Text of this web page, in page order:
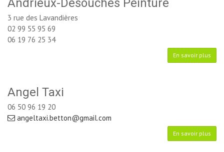
Andrieux-Desouches Peinture
3 rue des Lavandières
02 99 55 95 69
06 19 76 25 34
En savoir plus
Angel Taxi
06 50 96 19 20
angeltaxi.betton@gmail.com
En savoir plus